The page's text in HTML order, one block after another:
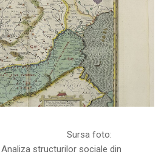
foto:
structurilor sociale din